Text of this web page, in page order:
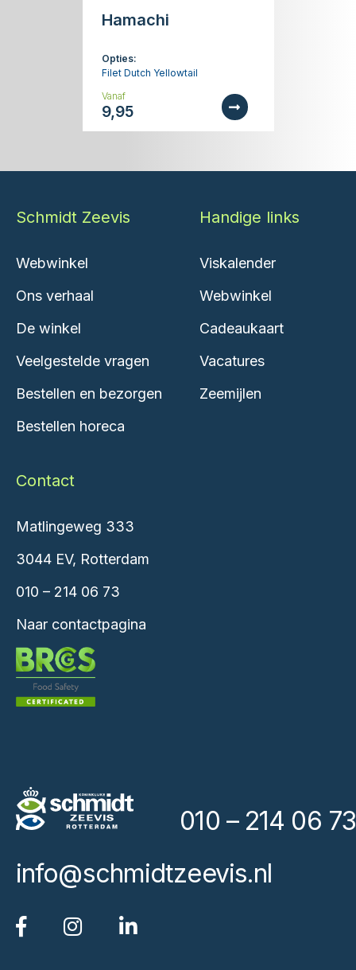
Hamachi
Opties:
Filet Dutch Yellowtail
Vanaf
9,95
Schmidt Zeevis
Webwinkel
Ons verhaal
De winkel
Veelgestelde vragen
Bestellen en bezorgen
Bestellen horeca
Handige links
Viskalender
Webwinkel
Cadeaukaart
Vacatures
Zeemijlen
Contact
Matlingeweg 333
3044 EV, Rotterdam
010 – 214 06 73
Naar contactpagina
010 – 214 06 73
info@schmidtzeevis.nl